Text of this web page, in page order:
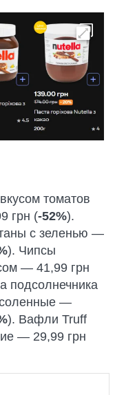
томатов
грн (-52%).
с зеленью —
). Чипсы
— 41,99 грн
подсолнечника
—
). Вафли Truff
— 29,99 грн